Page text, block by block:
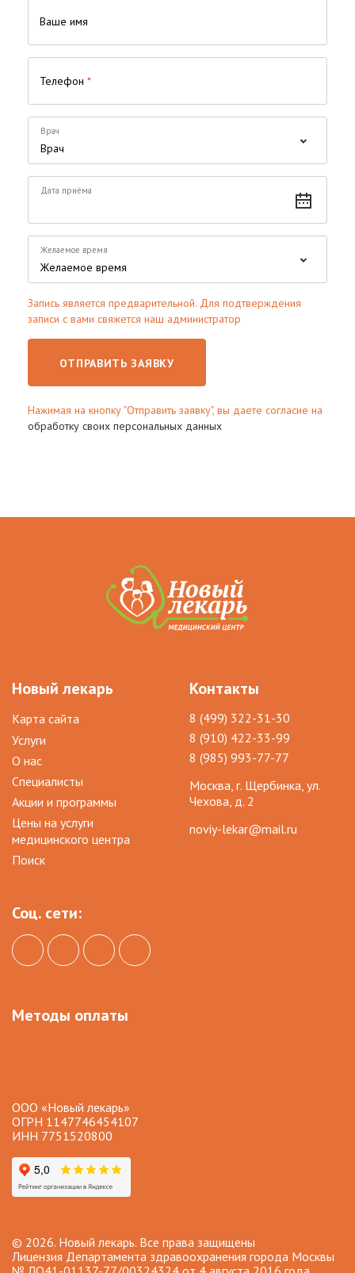
Ваше имя
Телефон *
Врач
Дата приёма
Желаемое время
Запись является предварительной. Для подтверждения
записи с вами свяжется наш администратор
ОТПРАВИТЬ ЗАЯВКУ
Нажимая на кнопку "Отправить заявку", вы даете согласие на
обработку своих персональных данных
Новый лекарь
Карта сайта
Услуги
О нас
Специалисты
Акции и программы
Цены на услуги
медицинского центра
Поиск
Контакты
8 (499) 322-31-30
8 (910) 422-33-99
8 (985) 993-77-77
Москва, г. Щербинка, ул.
Чехова, д. 2
noviy-lekar@mail.ru
Соц. сети:
Методы оплаты
ООО «Новый лекарь»
ОГРН 1147746454107
ИНН 7751520800
© 2026. Новый лекарь. Все права защищены
Лицензия Департамента здравоохранения города Москвы